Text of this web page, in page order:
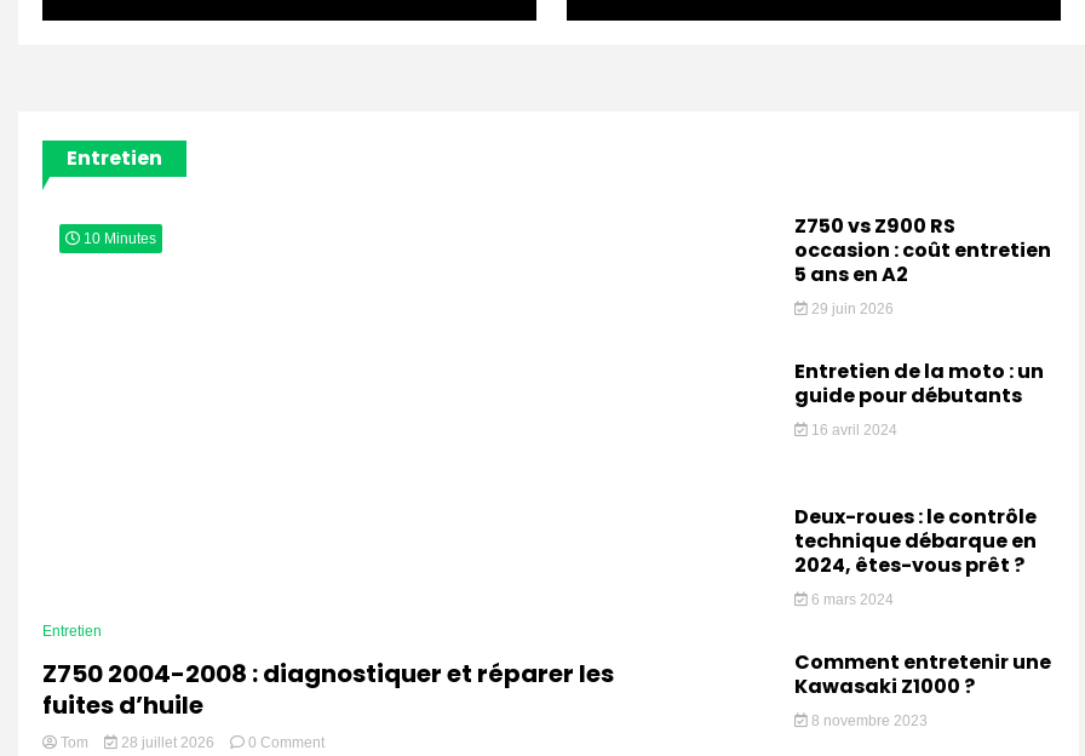
Entretien
10 Minutes
Entretien
Z750 2004-2008 : diagnostiquer et réparer les
fuites d’huile
Tom 28 juillet 2026 0 Commenton
Z750 vs Z900 RS
occasion : coût entretien
5 ans en A2
29 juin 2026
Entretien de la moto : un
guide pour débutants
16 avril 2024
Deux-roues : le contrôle
technique débarque en
2024, êtes-vous prêt ?
6 mars 2024
Comment entretenir une
Kawasaki Z1000 ?
8 novembre 2023